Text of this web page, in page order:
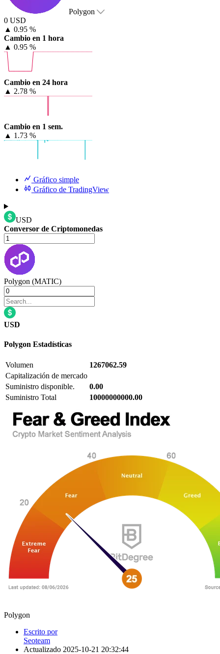
Polygon
0 USD
▲ 0.95 %
Cambio en 1 hora
▲ 0.95 %
Cambio en 24 hora
▲ 2.78 %
Cambio en 1 sem.
▲ 1.73 %
Gráfico simple
Gráfico de TradingView
USD
Conversor de Criptomonedas
Polygon (MATIC)
USD
Polygon Estadísticas
Volumen
1267062.59
Capitalización de mercado
Suministro disponible.
0.00
Suministro Total
10000000000.00
Polygon
Escrito por
Seoteam
Actualizado 2025-10-21 20:32:44